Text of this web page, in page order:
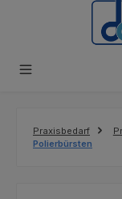
Praxisbedarf
Polierbürsten